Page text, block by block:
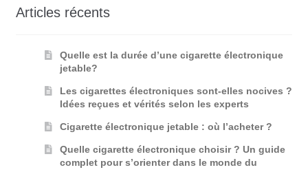
Articles récents
Quelle est la durée d’une cigarette électronique
jetable?
Les cigarettes électroniques sont-elles nocives ?
Idées reçues et vérités selon les experts
Cigarette électronique jetable : où l’acheter ?
Quelle cigarette électronique choisir ? Un guide
complet pour s’orienter dans le monde du